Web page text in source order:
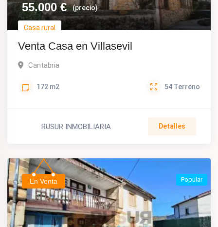
55.000€ (precio)
Casa rural
Venta Casa en Villasevil
Cantabria
172 m2 54 Terreno
RUSUR INMOBILIARIA Detalles
En Venta Popular